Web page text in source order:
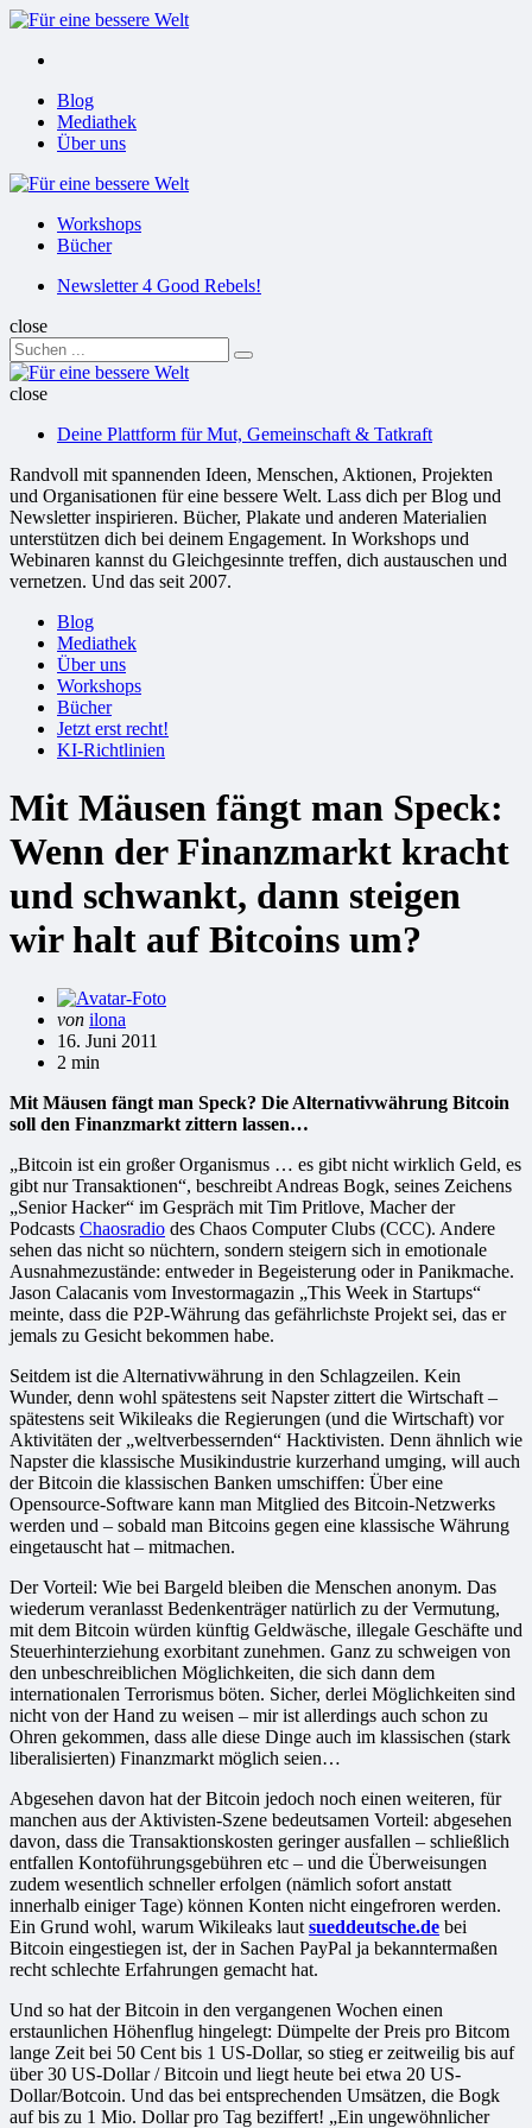
Menu
Menu
Blog
Mediathek
Über uns
Für
Workshops
Bücher
SuchenNewsletter 4 Good Rebels!
close
Search
for:
Suchen
Für
Welt
close
Deine Plattform für Mut, Gemeinschaft & Tatkraft
Randvoll mit spannenden Ideen, Menschen, Aktionen, Projekten
und Organisationen für eine bessere Welt. Lass dich per Blog und
Newsletter inspirieren. Bücher, Plakate und anderen Materialien
unterstützen dich bei deinem Engagement. In Workshops und
Webinaren kannst du Gleichgesinnte treffen, dich austauschen und
vernetzen. Und das seit 2007.
Blog
Mediathek
Über uns
Workshops
Bücher
Jetzt erst recht!
KI-Richtlinien
Mit Mäusen fängt man Speck:
Wenn der Finanzmarkt kracht
und schwankt, dann steigen
wir halt auf Bitcoins um?
Gepostet
von
von ilona
16. Juni 2011
2 min
Mit Mäusen fängt man Speck? Die Alternativwährung Bitcoin
soll den Finanzmarkt zittern lassen…
„Bitcoin ist ein großer Organismus … es gibt nicht wirklich Geld, es
gibt nur Transaktionen“, beschreibt Andreas Bogk, seines Zeichens
„Senior Hacker“ im Gespräch mit Tim Pritlove, Macher der
Podcasts Chaosradio des Chaos Computer Clubs (CCC). Andere
sehen das nicht so nüchtern, sondern steigern sich in emotionale
Ausnahmezustände: entweder in Begeisterung oder in Panikmache.
Jason Calacanis vom Investormagazin „This Week in Startups“
meinte, dass die P2P-Währung das gefährlichste Projekt sei, das er
jemals zu Gesicht bekommen habe.
Seitdem ist die Alternativwährung in den Schlagzeilen. Kein
Wunder, denn wohl spätestens seit Napster zittert die Wirtschaft –
spätestens seit Wikileaks die Regierungen (und die Wirtschaft) vor
Aktivitäten der „weltverbessernden“ Hacktivisten. Denn ähnlich wie
Napster die klassische Musikindustrie kurzerhand umging, will auch
der Bitcoin die klassischen Banken umschiffen: Über eine
Opensource-Software kann man Mitglied des Bitcoin-Netzwerks
werden und – sobald man Bitcoins gegen eine klassische Währung
eingetauscht hat – mitmachen.
Der Vorteil: Wie bei Bargeld bleiben die Menschen anonym. Das
wiederum veranlasst Bedenkenträger natürlich zu der Vermutung,
mit dem Bitcoin würden künftig Geldwäsche, illegale Geschäfte und
Steuerhinterziehung exorbitant zunehmen. Ganz zu schweigen von
den unbeschreiblichen Möglichkeiten, die sich dann dem
internationalen Terrorismus böten. Sicher, derlei Möglichkeiten sind
nicht von der Hand zu weisen – mir ist allerdings auch schon zu
Ohren gekommen, dass alle diese Dinge auch im klassischen (stark
liberalisierten) Finanzmarkt möglich seien…
Abgesehen davon hat der Bitcoin jedoch noch einen weiteren, für
manchen aus der Aktivisten-Szene bedeutsamen Vorteil: abgesehen
davon, dass die Transaktionskosten geringer ausfallen – schließlich
entfallen Kontoführungsgebühren etc – und die Überweisungen
zudem wesentlich schneller erfolgen (nämlich sofort anstatt
innerhalb einiger Tage) können Konten nicht eingefroren werden.
Ein Grund wohl, warum Wikileaks laut sueddeutsche.de bei
Bitcoin eingestiegen ist, der in Sachen PayPal ja bekanntermaßen
recht schlechte Erfahrungen gemacht hat.
Und so hat der Bitcoin in den vergangenen Wochen einen
erstaunlichen Höhenflug hingelegt: Dümpelte der Preis pro Bitcom
lange Zeit bei 50 Cent bis 1 US-Dollar, so stieg er zeitweilig bis auf
über 30 US-Dollar / Bitcoin und liegt heute bei etwa 20 US-
Dollar/Botcoin. Und das bei entsprechenden Umsätzen, die Bogk
auf bis zu 1 Mio. Dollar pro Tag beziffert! „Ein ungewöhnlicher